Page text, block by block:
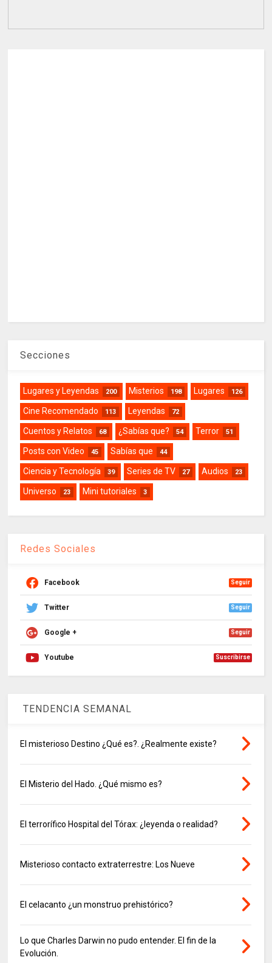
Secciones
Lugares y Leyendas 200 Misterios 198 Lugares 126
Cine Recomendado 113 Leyendas 72
Cuentos y Relatos 68 ¿Sabías que? 54 Terror 51
Posts con Video 45 Sabías que 44
Ciencia y Tecnología 39 Series de TV 27 Audios 23
Universo 23 Mini tutoriales 3
Redes Sociales
Facebook Seguir
Twitter Seguir
Google + Seguir
Youtube Suscribirse
TENDENCIA SEMANAL
El misterioso Destino ¿Qué es?. ¿Realmente existe?
El Misterio del Hado. ¿Qué mismo es?
El terrorífico Hospital del Tórax: ¿leyenda o realidad?
Misterioso contacto extraterrestre: Los Nueve
El celacanto ¿un monstruo prehistórico?
Lo que Charles Darwin no pudo entender. El fin de la
Evolución.